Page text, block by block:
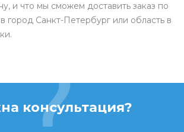
и что мы сможем доставить заказ по
город Санкт-Петербург или область в
консультация?